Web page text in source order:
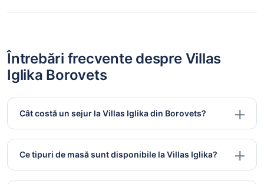
Întrebări frecvente despre Villas
Iglika Borovets
Cât costă un sejur la Villas Iglika din Borovets?
Ce tipuri de masă sunt disponibile la Villas Iglika?